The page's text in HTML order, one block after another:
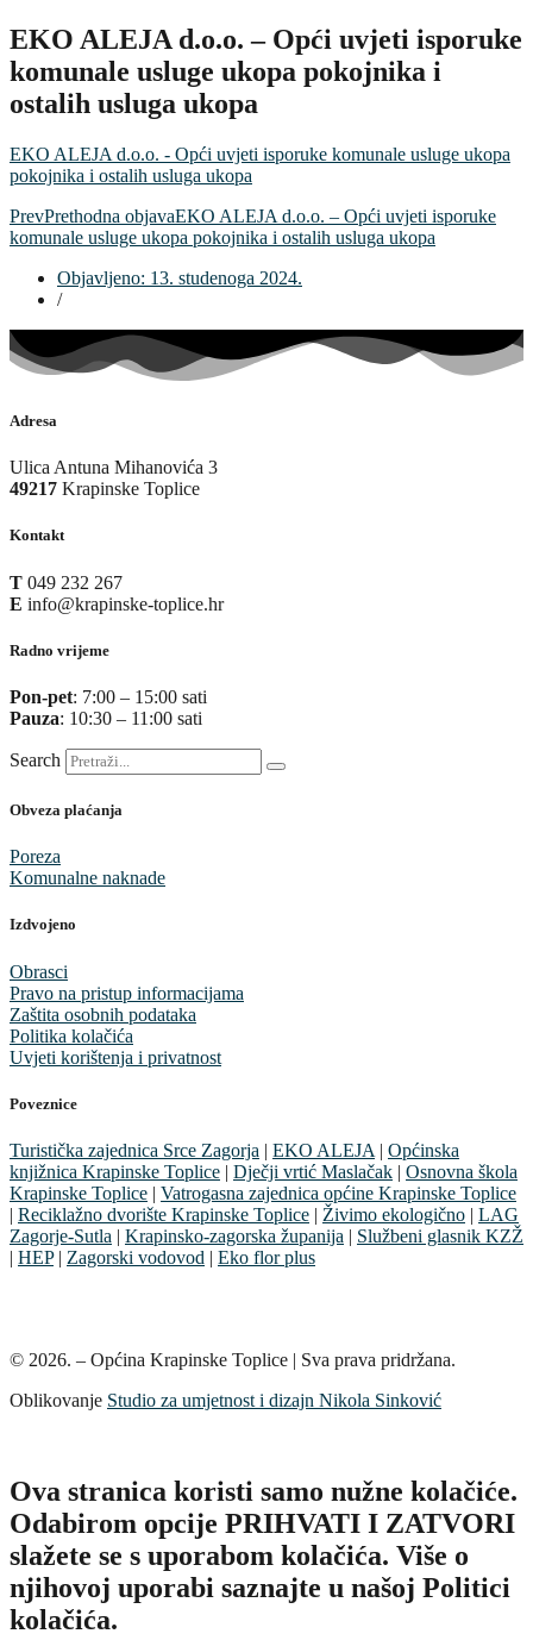
EKO ALEJA d.o.o. – Opći uvjeti isporuke
komunale usluge ukopa pokojnika i
ostalih usluga ukopa
EKO ALEJA d.o.o. - Opći uvjeti isporuke komunale usluge ukopa
pokojnika i ostalih usluga ukopa
PrevPrethodna objavaEKO ALEJA d.o.o. – Opći uvjeti isporuke
komunale usluge ukopa pokojnika i ostalih usluga ukopa
Objavljeno: 13. studenoga 2024.
/
Adresa
Ulica Antuna Mihanovića 3
49217 Krapinske Toplice
Kontakt
T 049 232 267
E info@krapinske-toplice.hr
Radno vrijeme
Pon-pet: 7:00 – 15:00 sati
Pauza: 10:30 – 11:00 sati
Search
Obveza plaćanja
Poreza
Komunalne naknade
Izdvojeno
Obrasci
Pravo na pristup informacijama
Zaštita osobnih podataka
Politika kolačića
Uvjeti korištenja i privatnost
Poveznice
Turistička zajednica Srce Zagorja | EKO ALEJA | Općinska
knjižnica Krapinske Toplice | Dječji vrtić Maslačak | Osnovna škola
Krapinske Toplice | Vatrogasna zajednica općine Krapinske Toplice
| Reciklažno dvorište Krapinske Toplice | Živimo ekologično | LAG
Zagorje-Sutla | Krapinsko-zagorska županija | Službeni glasnik KZŽ
| HEP| Zagorski vodovod | Eko flor plus
© 2026. – Općina Krapinske Toplice | Sva prava pridržana.
Oblikovanje Studio za umjetnost i dizajn Nikola Sinković
Ova stranica koristi samo nužne kolačiće.
Odabirom opcije PRIHVATI I ZATVORI
slažete se s uporabom kolačića. Više o
njihovoj uporabi saznajte u našoj Politici
kolačića.